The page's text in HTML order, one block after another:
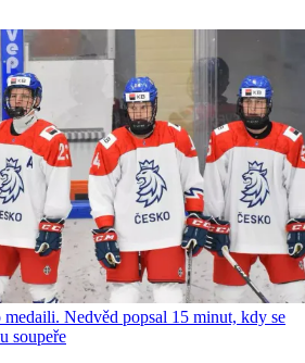
medaili. Nedvěd popsal 15 minut, kdy se
soupeře